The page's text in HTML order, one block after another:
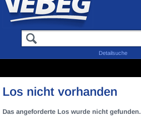
Detailsuche
Los nicht vorhanden
Das angeforderte Los wurde nicht gefunden.